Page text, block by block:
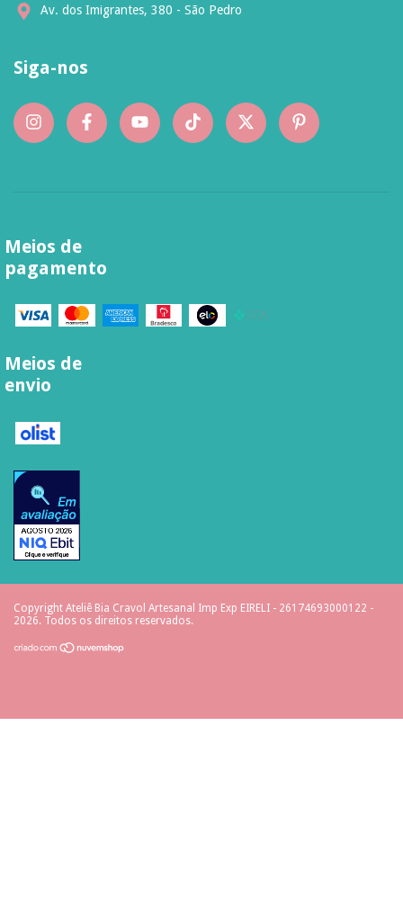
Av. dos Imigrantes, 380 - São Pedro
Siga-nos
Meios de
pagamento
Meios de
envio
Copyright Ateliê Bia Cravol Artesanal Imp Exp EIRELI - 26174693000122 -
2026. Todos os direitos reservados.